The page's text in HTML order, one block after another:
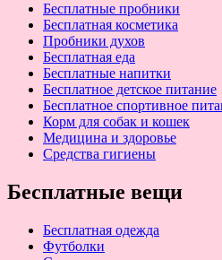
Бесплатные пробники
Бесплатная косметика
Пробники духов
Бесплатная еда
Бесплатные напитки
Бесплатное детское питание
Бесплатное спортивное
Корм для собак и кошек
Медицина и здоровье
Средства гигиены
Бесплатные вещи
Бесплатная одежда
Футболки